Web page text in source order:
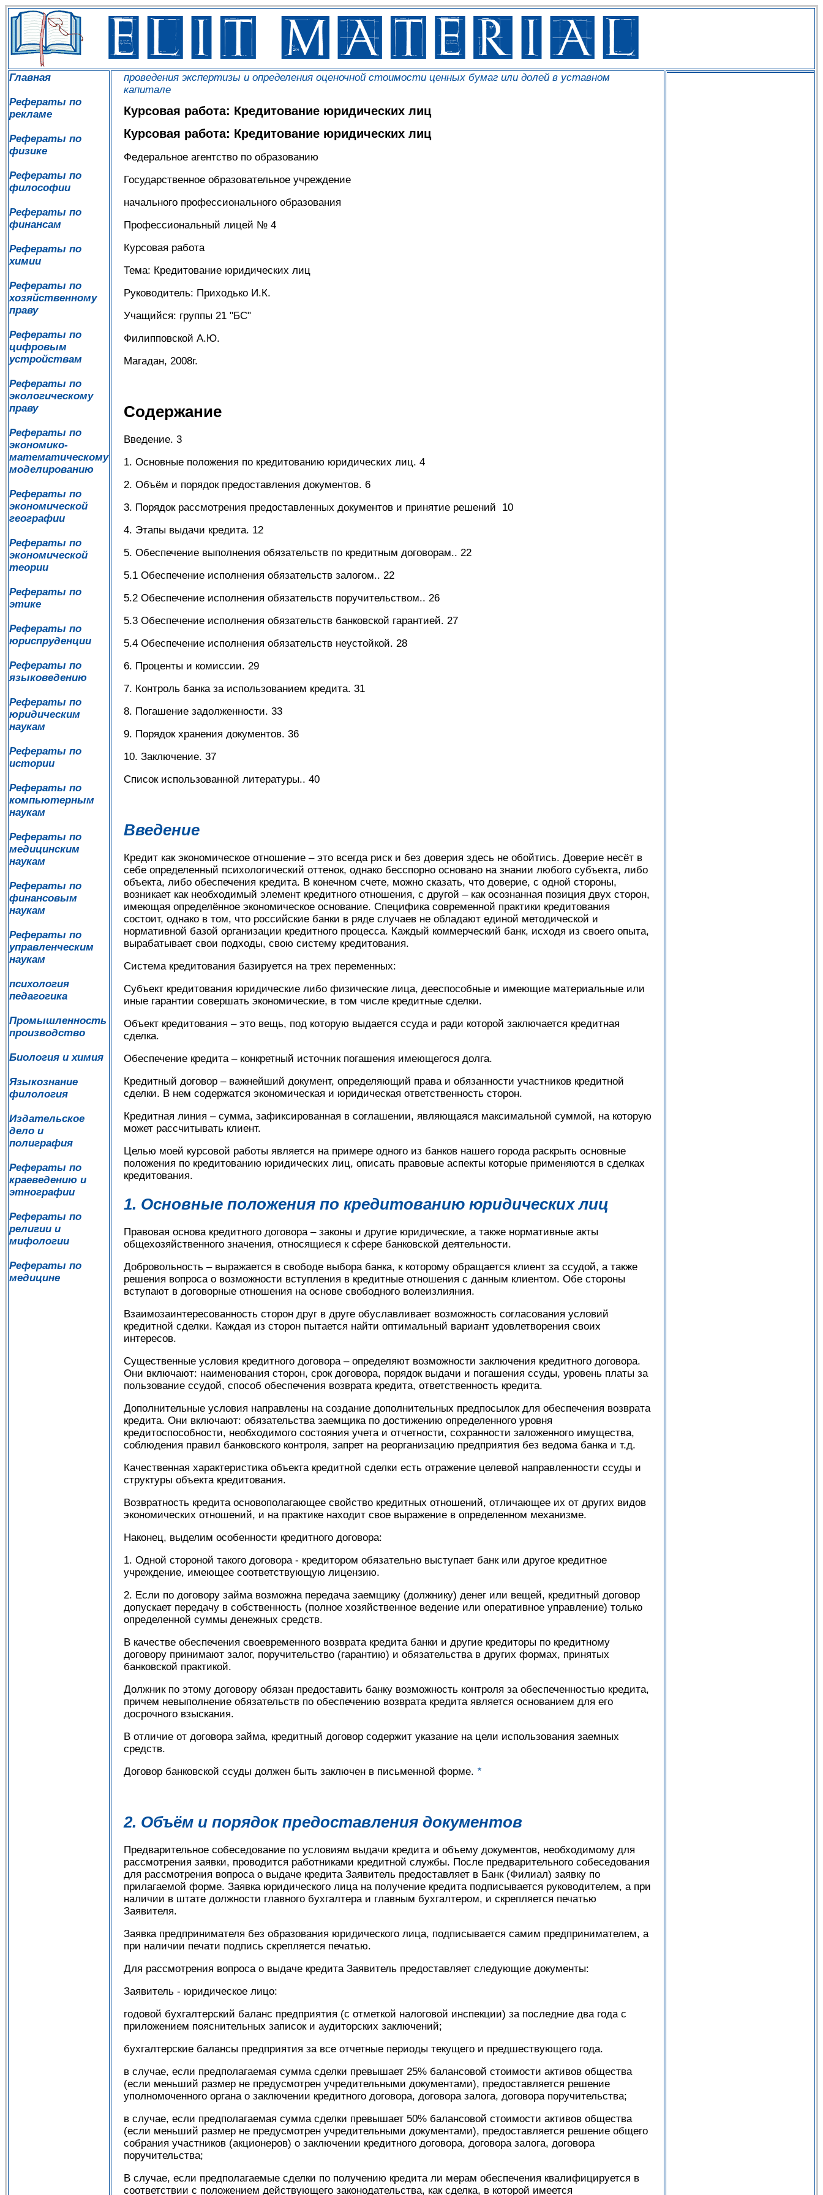
Главная
Рефераты по
рекламе
Рефераты по
физике
Рефераты по
философии
Рефераты по
финансам
Рефераты по
химии
Рефераты по
хозяйственному
праву
Рефераты по
цифровым
устройствам
Рефераты по
экологическому
праву
Рефераты по
экономико-
математическому
моделированию
Рефераты по
экономической
географии
Рефераты по
экономической
теории
Рефераты по
этике
Рефераты по
юриспруденции
Рефераты по
языковедению
Рефераты по
юридическим
наукам
Рефераты по
истории
Рефераты по
компьютерным
наукам
Рефераты по
медицинским
наукам
Рефераты по
финансовым
наукам
Рефераты по
управленческим
наукам
психология
педагогика
Промышленность
производство
Биология и химия
Языкознание
филология
Издательское
дело и
полиграфия
Рефераты по
краеведению и
этнографии
Рефераты по
религии и
мифологии
Рефераты по
медицине
проведения экспертизы и определения оценочной стоимости ценных бумаг или долей в уставном
капитале
Курсовая работа: Кредитование юридических лиц
Курсовая работа: Кредитование юридических лиц
Федеральное агентство по образованию
Государственное образовательное учреждение
начального профессионального образования
Профессиональный лицей № 4
Курсовая работа
Тема: Кредитование юридических лиц
Руководитель: Приходько И.К.
Учащийся: группы 21 "БС"
Филипповской А.Ю.
Магадан, 2008г.
Содержание
Введение. 3
1. Основные положения по кредитованию юридических лиц. 4
2. Объём и порядок предоставления документов. 6
3. Порядок рассмотрения предоставленных документов и принятие решений 10
4. Этапы выдачи кредита. 12
5. Обеспечение выполнения обязательств по кредитным договорам.. 22
5.1 Обеспечение исполнения обязательств залогом.. 22
5.2 Обеспечение исполнения обязательств поручительством.. 26
5.3 Обеспечение исполнения обязательств банковской гарантией. 27
5.4 Обеспечение исполнения обязательств неустойкой. 28
6. Проценты и комиссии. 29
7. Контроль банка за использованием кредита. 31
8. Погашение задолженности. 33
9. Порядок хранения документов. 36
10. Заключение. 37
Список использованной литературы.. 40
Введение
Кредит как экономическое отношение – это всегда риск и без доверия здесь не обойтись. Доверие несёт в
себе определенный психологический оттенок, однако бесспорно основано на знании любого субъекта, либо
объекта, либо обеспечения кредита. В конечном счете, можно сказать, что доверие, с одной стороны,
возникает как необходимый элемент кредитного отношения, с другой – как осознанная позиция двух сторон,
имеющая определённое экономическое основание. Специфика современной практики кредитования
состоит, однако в том, что российские банки в ряде случаев не обладают единой методической и
нормативной базой организации кредитного процесса. Каждый коммерческий банк, исходя из своего опыта,
вырабатывает свои подходы, свою систему кредитования.
Система кредитования базируется на трех переменных:
Субъект кредитования юридические либо физические лица, дееспособные и имеющие материальные или
иные гарантии совершать экономические, в том числе кредитные сделки.
Объект кредитования – это вещь, под которую выдается ссуда и ради которой заключается кредитная
сделка.
Обеспечение кредита – конкретный источник погашения имеющегося долга.
Кредитный договор – важнейший документ, определяющий права и обязанности участников кредитной
сделки. В нем содержатся экономическая и юридическая ответственность сторон.
Кредитная линия – сумма, зафиксированная в соглашении, являющаяся максимальной суммой, на которую
может рассчитывать клиент.
Целью моей курсовой работы является на примере одного из банков нашего города раскрыть основные
положения по кредитованию юридических лиц, описать правовые аспекты которые применяются в сделках
кредитования.
1. Основные положения по кредитованию юридических лиц
Правовая основа кредитного договора – законы и другие юридические, а также нормативные акты
общехозяйственного значения, относящиеся к сфере банковской деятельности.
Добровольность – выражается в свободе выбора банка, к которому обращается клиент за ссудой, а также
решения вопроса о возможности вступления в кредитные отношения с данным клиентом. Обе стороны
вступают в договорные отношения на основе свободного волеизлияния.
Взаимозаинтересованность сторон друг в друге обуславливает возможность согласования условий
кредитной сделки. Каждая из сторон пытается найти оптимальный вариант удовлетворения своих
интересов.
Существенные условия кредитного договора – определяют возможности заключения кредитного договора.
Они включают: наименования сторон, срок договора, порядок выдачи и погашения ссуды, уровень платы за
пользование ссудой, способ обеспечения возврата кредита, ответственность кредита.
Дополнительные условия направлены на создание дополнительных предпосылок для обеспечения возврата
кредита. Они включают: обязательства заемщика по достижению определенного уровня
кредитоспособности, необходимого состояния учета и отчетности, сохранности заложенного имущества,
соблюдения правил банковского контроля, запрет на реорганизацию предприятия без ведома банка и т.д.
Качественная характеристика объекта кредитной сделки есть отражение целевой направленности ссуды и
структуры объекта кредитования.
Возвратность кредита основополагающее свойство кредитных отношений, отличающее их от других видов
экономических отношений, и на практике находит свое выражение в определенном механизме.
Наконец, выделим особенности кредитного договора:
1. Одной стороной такого договора - кредитором обязательно выступает банк или другое кредитное
учреждение, имеющее соответствующую лицензию.
2. Если по договору займа возможна передача заемщику (должнику) денег или вещей, кредитный договор
допускает передачу в собственность (полное хозяйственное ведение или оперативное управление) только
определенной суммы денежных средств.
В качестве обеспечения своевременного возврата кредита банки и другие кредиторы по кредитному
договору принимают залог, поручительство (гарантию) и обязательства в других формах, принятых
банковской практикой.
Должник по этому договору обязан предоставить банку возможность контроля за обеспеченностью кредита,
причем невыполнение обязательств по обеспечению возврата кредита является основанием для его
досрочного взыскания.
В отличие от договора займа, кредитный договор содержит указание на цели использования заемных
средств.
Договор банковской ссуды должен быть заключен в письменной форме. *
2. Объём и порядок предоставления документов
Предварительное собеседование по условиям выдачи кредита и объему документов, необходимому для
рассмотрения заявки, проводится работниками кредитной службы. После предварительного собеседования
для рассмотрения вопроса о выдаче кредита Заявитель предоставляет в Банк (Филиал) заявку по
прилагаемой форме. Заявка юридического лица на получение кредита подписывается руководителем, а при
наличии в штате должности главного бухгалтера и главным бухгалтером, и скрепляется печатью
Заявителя.
Заявка предпринимателя без образования юридического лица, подписывается самим предпринимателем, а
при наличии печати подпись скрепляется печатью.
Для рассмотрения вопроса о выдаче кредита Заявитель предоставляет следующие документы:
Заявитель - юридическое лицо:
годовой бухгалтерский баланс предприятия (с отметкой налоговой инспекции) за последние два года с
приложением пояснительных записок и аудиторских заключений;
бухгалтерские балансы предприятия за все отчетные периоды текущего и предшествующего года.
в случае, если предполагаемая сумма сделки превышает 25% балансовой стоимости активов общества
(если меньший размер не предусмотрен учредительными документами), предоставляется решение
уполномоченного органа о заключении кредитного договора, договора залога, договора поручительства;
в случае, если предполагаемая сумма сделки превышает 50% балансовой стоимости активов общества
(если меньший размер не предусмотрен учредительными документами), предоставляется решение общего
собрания участников (акционеров) о заключении кредитного договора, договора залога, договора
поручительства;
В случае, если предполагаемые сделки по получению кредита ли мерам обеспечения квалифицируется в
соответствии с положением действующего законодательства, как сделка, в которой имеется